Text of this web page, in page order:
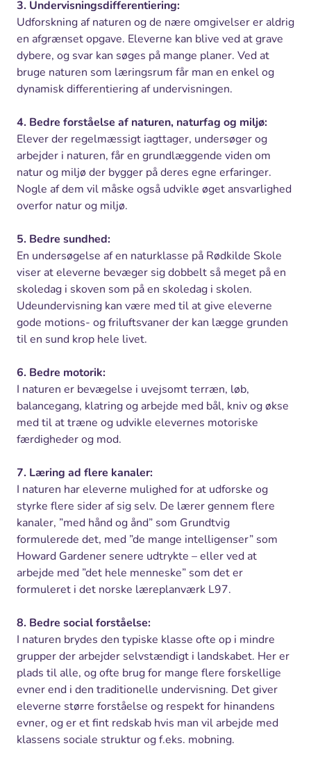
3. Undervisningsdifferentiering:
Udforskning af naturen og de nære omgivelser er aldrig
en afgrænset opgave. Eleverne kan blive ved at grave
dybere, og svar kan søges på mange planer. Ved at
bruge naturen som læringsrum får man en enkel og
dynamisk differentiering af undervisningen.
4. Bedre forståelse af naturen, naturfag og miljø:
Elever der regelmæssigt iagttager, undersøger og
arbejder i naturen, får en grundlæggende viden om
natur og miljø der bygger på deres egne erfaringer.
Nogle af dem vil måske også udvikle øget ansvarlighed
overfor natur og miljø.
5. Bedre sundhed:
En undersøgelse af en naturklasse på Rødkilde Skole
viser at eleverne bevæger sig dobbelt så meget på en
skoledag i skoven som på en skoledag i skolen.
Udeundervisning kan være med til at give eleverne
gode motions- og friluftsvaner der kan lægge grunden
til en sund krop hele livet.
6. Bedre motorik:
I naturen er bevægelse i uvejsomt terræn, løb,
balancegang, klatring og arbejde med bål, kniv og økse
med til at træne og udvikle elevernes motoriske
færdigheder og mod.
7. Læring ad flere kanaler:
I naturen har eleverne mulighed for at udforske og
styrke flere sider af sig selv. De lærer gennem flere
kanaler, ”med hånd og ånd” som Grundtvig
formulerede det, med ”de mange intelligenser” som
Howard Gardener senere udtrykte – eller ved at
arbejde med ”det hele menneske” som det er
formuleret i det norske læreplanværk L97.
8. Bedre social forståelse:
I naturen brydes den typiske klasse ofte op i mindre
grupper der arbejder selvstændigt i landskabet. Her er
plads til alle, og ofte brug for mange flere forskellige
evner end i den traditionelle undervisning. Det giver
eleverne større forståelse og respekt for hinandens
evner, og er et fint redskab hvis man vil arbejde med
klassens sociale struktur og f.eks. mobning.